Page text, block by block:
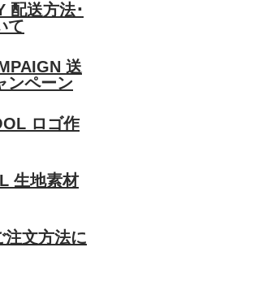
配送方法･
て
送
ンペーン
ロゴ作
生地素材
注文方法に